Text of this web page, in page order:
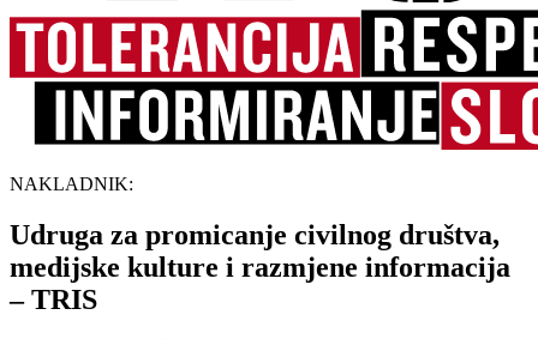
NAKLADNIK:
Udruga za promicanje civilnog društva,
medijske kulture i razmjene informacija
– TRIS